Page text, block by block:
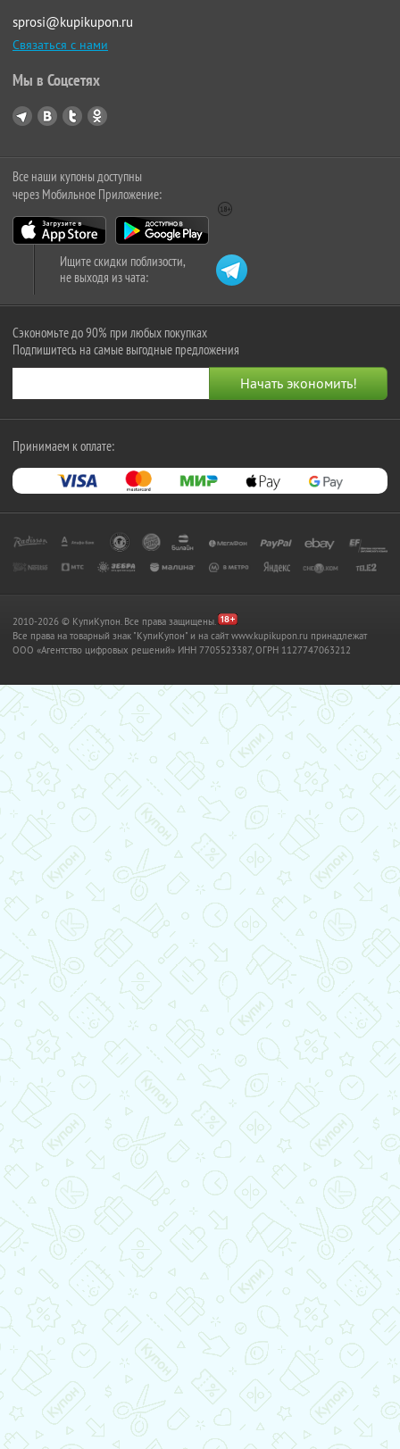
sprosi@kupikupon.ru
Связаться с нами
Мы в Соцсетях
Все наши купоны доступны
через Мобильное Приложение:
Ищите скидки поблизости,
не выходя из чата:
Сэкономьте до 90% при любых покупках
Подпишитесь на самые выгодные предложения
Принимаем к оплате:
2010-2026 © КупиКупон. Все права защищены.
Все права на товарный знак "КупиКупон" и на сайт www.kupikupon.ru принадлежат
OOO «Агентство цифровых решений» ИНН 7705523387, ОГРН 1127747063212